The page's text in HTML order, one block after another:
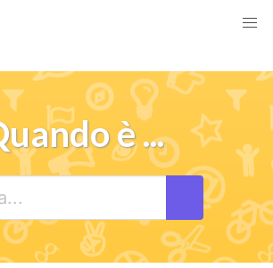
è ...